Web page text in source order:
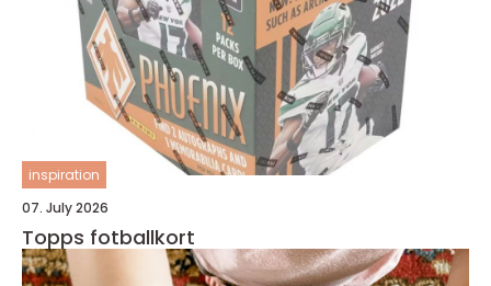
inspiration
07. July 2026
Topps fotballkort